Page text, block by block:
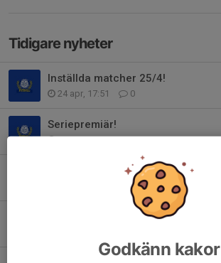
Tidigare nyheter
Inställda matcher 25/4!
24 apr, 17:51 0
Seriepremiär!
14 apr, 07:37 0
Uppkommande matcher
Viktig information!
Godkänn kakor